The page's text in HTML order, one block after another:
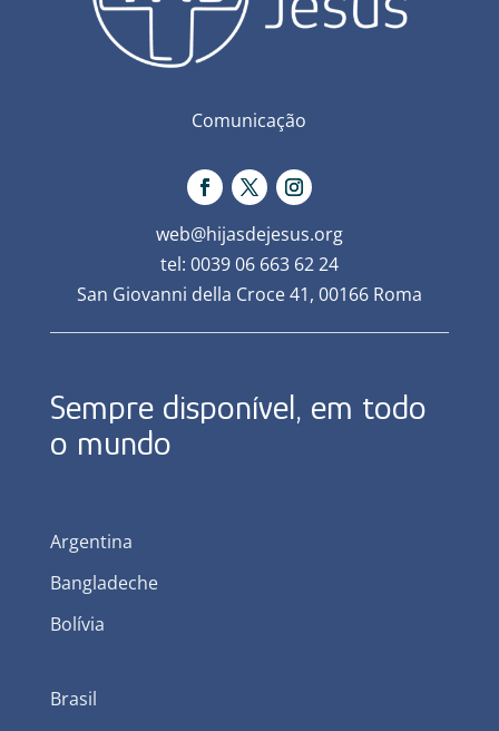
Comunicação
web@hijasdejesus.org
tel: 0039 06 663 62 24
San Giovanni della Croce 41, 00166 Roma
Sempre disponível, em todo
o mundo
Argentina
Bangladeche
Bolívia
Brasil